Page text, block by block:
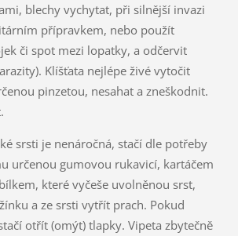
blechy vychytat, při silnější invazi
přípravkem, nebo použít
či spot mezi lopatky, a odčervit
Klíšťata nejlépe živé vytočit
pinzetou, nesahat a zneškodnit.
srsti je nenáročná, stačí dle potřeby
určenou gumovou rukavicí, kartáčem
které vyčeše uvolněnou srst,
a ze srsti vytřít prach. Pokud
otřít (omýt) tlapky. Vipeta zbytečně